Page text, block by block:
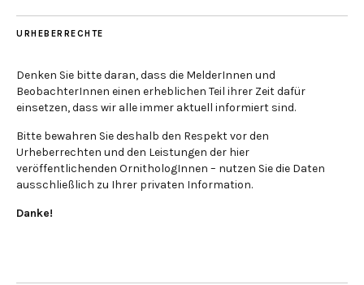
URHEBERRECHTE
Denken Sie bitte daran, dass die MelderInnen und
BeobachterInnen einen erheblichen Teil ihrer Zeit dafür
einsetzen, dass wir alle immer aktuell informiert sind.
Bitte bewahren Sie deshalb den Respekt vor den
Urheberrechten und den Leistungen der hier
veröffentlichenden OrnithologInnen – nutzen Sie die Daten
ausschließlich zu Ihrer privaten Information.
Danke!